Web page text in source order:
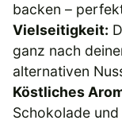
backen –
Vielseitigkeit:
ganz nach
alternativen
Köstliches
Schokolade